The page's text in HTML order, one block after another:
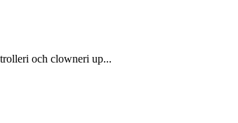
och clowneri up...